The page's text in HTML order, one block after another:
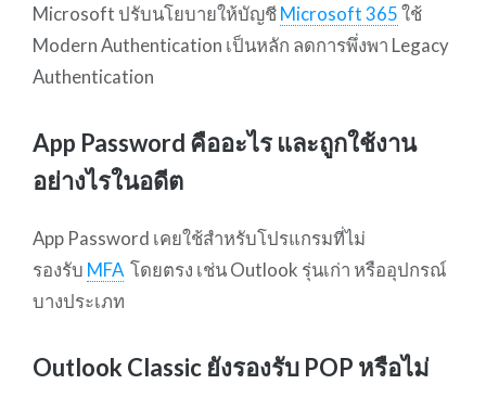
Microsoft ปรับนโยบายให้บัญชีMicrosoft 365ใช้
Modern Authentication เป็นหลัก ลดการพึ่งพา Legacy
Authentication
App Password คืออะไร และถูกใช้งาน
อย่างไรในอดีต
App Password เคยใช้สำหรับโปรแกรมที่ไม่
รองรับ MFAโดยตรง เช่น Outlook รุ่นเก่า หรืออุปกรณ์
บางประเภท
Outlook Classic ยังรองรับ POP หรือไม่